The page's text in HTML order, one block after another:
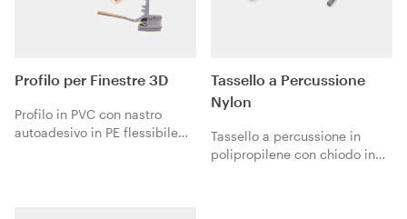
Profilo per Finestre 3D
Profilo in PVC con nastro
autoadesivo in PE flessibile
Tassello a Percussione
Nylon
Tassello a percussione in
polipropilene con chiodo in